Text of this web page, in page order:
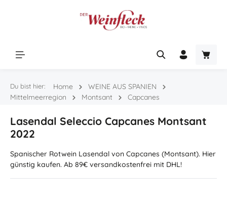
Du bist hier: Home
WEINE AUS SPANIEN
Mittelmeerregion
Montsant Capcanes
Lasendal Seleccio Capcanes Montsant
2022
Spanischer Rotwein Lasendal von Capcanes (Montsant). Hier
günstig kaufen. Ab 89€ versandkostenfrei mit DHL!